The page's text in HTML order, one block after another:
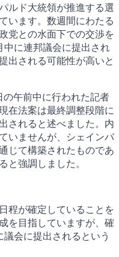
ルド大統領が推進する選
います。数週間にわたる
党との水面下での交渉を
に連邦議会に提出され
出される可能性が高いと
午前中に行われた記者
在法案は最終調整段階に
されると述べました。内
いませんが、シェインバ
じて構築されたものであ
と強調しました。
程が確定していることを
を目指していますが、確
会に提出されるという